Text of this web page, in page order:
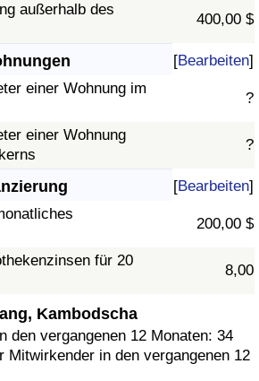
außerhalb des
400,00 $
[Bearbeiten]
einer Wohnung im
?
einer Wohnung
?
[Bearbeiten]
200,00 $
für 20
8,00
Kambodscha
den vergangenen 12 Monaten: 34
Mitwirkender in den vergangenen 12